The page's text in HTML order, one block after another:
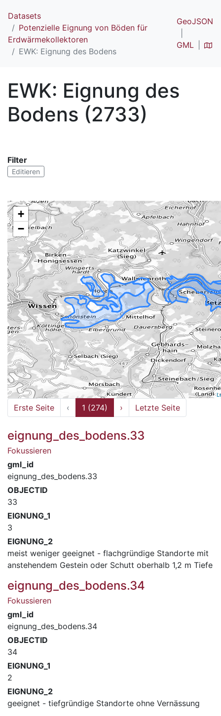
Datasets
Potenzielle Eignung von Böden für
Erdwärmekollektoren
EWK: Eignung des Bodens
GeoJSON
GML
EWK: Eignung des
Bodens (2733)
Filter
Editieren
+
−
Erste Seite ‹ 1 (274) › Letzte Seite
eignung_des_bodens.33
Fokussieren
gml_id
eignung_des_bodens.33
OBJECTID
33
EIGNUNG_1
3
EIGNUNG_2
meist weniger geeignet - flachgründige Standorte mit
anstehendem Gestein oder Schutt oberhalb 1,2 m Tiefe
eignung_des_bodens.34
Fokussieren
gml_id
eignung_des_bodens.34
OBJECTID
34
EIGNUNG_1
2
EIGNUNG_2
geeignet - tiefgründige Standorte ohne Vernässung